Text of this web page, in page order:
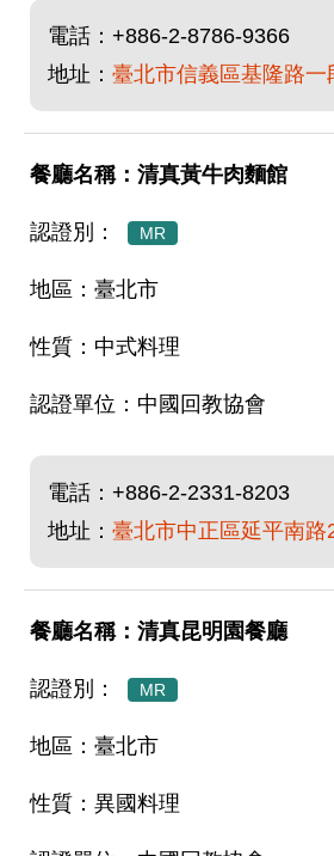
電話： +886-2-8786-9366
地址： 臺北市信義區基隆路一
清真黃牛肉麵館
MR
臺北市
中式料理
中國回教協會
電話： +886-2-2331-8203
地址： 臺北市中正區延平南路
清真昆明園餐廳
MR
臺北市
異國料理